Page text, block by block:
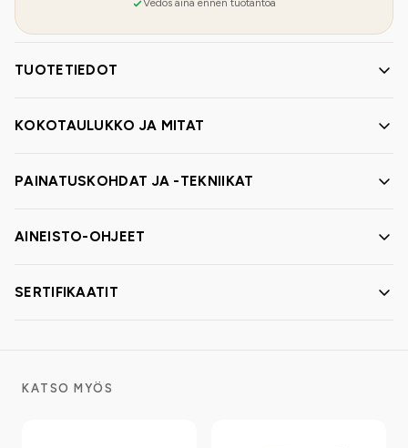
Vedos aina ennen tuotantoa
TUOTETIEDOT
KOKOTAULUKKO JA MITAT
PAINATUSKOHDAT JA -TEKNIIKAT
AINEISTO-OHJEET
SERTIFIKAATIT
KATSO MYÖS